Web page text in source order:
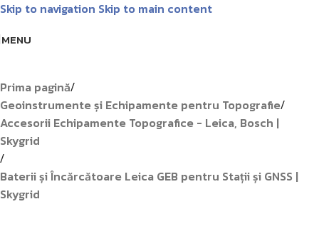
Skip to navigation Skip to main content
MENU
Prima pagină/
Geoinstrumente și Echipamente pentru Topografie/
Accesorii Echipamente Topografice - Leica, Bosch |
Skygrid
/
Baterii și Încărcătoare Leica GEB pentru Stații și GNSS |
Skygrid